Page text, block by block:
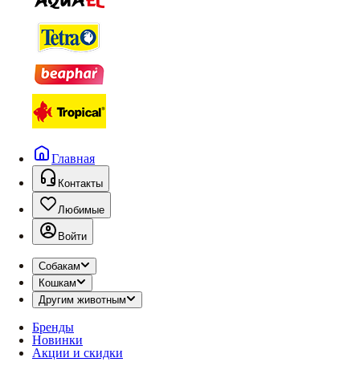
Главная
Контакты
Любимые
Войти
Собакам
Кошкам
Другим животным
Бренды
Новинки
Акции и скидки